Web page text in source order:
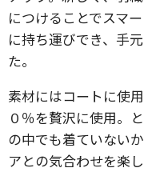
につけることでスマ
に持ち運びでき、手
た。
素材にはコートに使
０％を贅沢に使用。
の中でも着ていない
アとの気合わせを楽し